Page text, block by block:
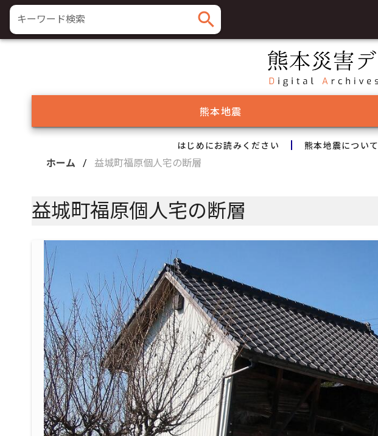
キーワード検索 search
熊本地震
はじめにお読みください 熊本地震について
ホーム / 益城町福原個人宅の断層
益城町福原個人宅の断層